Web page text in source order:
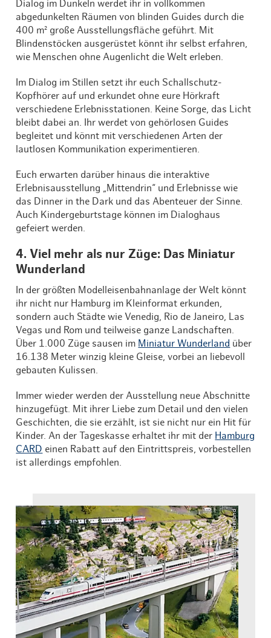
Dialog im Dunkeln werdet ihr in vollkommen
abgedunkelten Räumen von blinden Guides durch die
400 m² große Ausstellungsfläche geführt. Mit
Blindenstöcken ausgerüstet könnt ihr selbst erfahren,
wie Menschen ohne Augenlicht die Welt erleben.
Im Dialog im Stillen setzt ihr euch Schallschutz-
Kopfhörer auf und erkundet ohne eure Hörkraft
verschiedene Erlebnisstationen. Keine Sorge, das Licht
bleibt dabei an. Ihr werdet von gehörlosen Guides
begleitet und könnt mit verschiedenen Arten der
lautlosen Kommunikation experimentieren.
Euch erwarten darüber hinaus die interaktive
Erlebnisausstellung „Mittendrin“ und Erlebnisse wie
das Dinner in the Dark und das Abenteuer der Sinne.
Auch Kindergeburtstage können im Dialoghaus
gefeiert werden.
4. Viel mehr als nur Züge: Das Miniatur
Wunderland
In der größten Modelleisenbahnanlage der Welt könnt
ihr nicht nur Hamburg im Kleinformat erkunden,
sondern auch Städte wie Venedig, Rio de Janeiro, Las
Vegas und Rom und teilweise ganze Landschaften.
Über 1.000 Züge sausen im Miniatur Wunderland über
16.138 Meter winzig kleine Gleise, vorbei an liebevoll
gebauten Kulissen.
Immer wieder werden der Ausstellung neue Abschnitte
hinzugefügt. Mit ihrer Liebe zum Detail und den vielen
Geschichten, die sie erzählt, ist sie nicht nur ein Hit für
Kinder. An der Tageskasse erhaltet ihr mit der Hamburg
CARD einen Rabatt auf den Eintrittspreis, vorbestellen
ist allerdings empfohlen.
© MiniaturWunderland